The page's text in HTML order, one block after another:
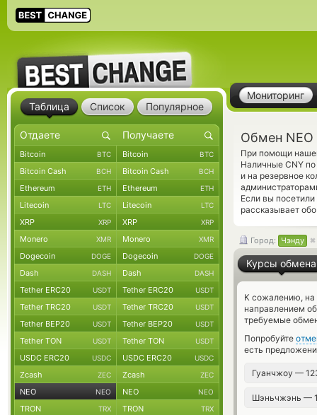
Мониторинг
Обмен NEO
При помощи
Наличные CNY
и на резервное
Если вы
рассказывает
Город: Чэнду
Курсы обмена
К сожалению, на
направлением
требуемые
Попробуйте
есть
Гуанчжоу —
Шэньчжэнь —
Таблица Список Популярное
Bitcoin BTC Bitcoin BTC
Bitcoin Cash BCH Bitcoin Cash BCH
Ethereum ETH Ethereum ETH
Litecoin LTC Litecoin LTC
XRP XRP XRP XRP
Monero XMR Monero XMR
Dogecoin DOGE Dogecoin DOGE
Dash DASH Dash DASH
Tether ERC20 USDT Tether ERC20 USDT
Tether TRC20 USDT Tether TRC20 USDT
Tether BEP20 USDT Tether BEP20 USDT
Tether TON USDT Tether TON USDT
USDC ERC20 USDC USDC ERC20 USDC
Zcash ZEC Zcash ZEC
NEO NEO NEO NEO
TRON TRX TRON TRX